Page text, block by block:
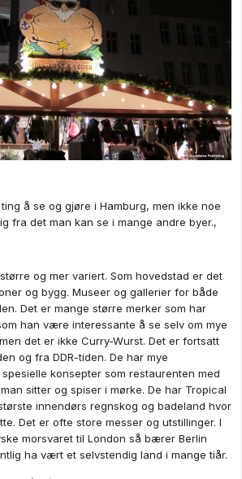
å se og gjøre i Hamburg, men ikke noe
fra det man kan se i mange andre byer.,
og mer variert. Som hovedstad er det
og bygg. Museer og gallerier for både
Det er mange større merker som har
han være interessante å se selv om mye
det er ikke Curry-Wurst. Det er fortsatt
og fra DDR-tiden. De har mye
konsepter som restaurenten med
sitter og spiser i mørke. De har Tropical
innendørs regnskog og badeland hvor
Det er ofte store messer og utstillinger. I
morsvaret til London så bærer Berlin
ha vært et selvstendig land i mange tiår.